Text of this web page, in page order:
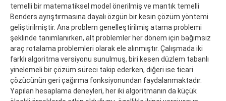
temelli bir matematiksel model önerilmiş ve mantık temelli
Benders ayrıştırmasına dayalı özgün bir kesin çözüm yöntemi
geliştirilmiştir. Ana problem genelleştirilmiş atama problemi
şeklinde tanımlanırken, alt problemler her dönem için bağımsız
araç rotalama problemleri olarak ele alınmıştır. Çalışmada iki
farklı algoritma versiyonu sunulmuş, biri kesen düzlem tabanlı
yinelemeli bir çözüm süreci takip ederken, diğeri ise ticari
çözücünün geri çağırma fonksiyonundan faydalanmaktadır.
Yapılan hesaplama deneyleri, her iki algoritmanın da küçük